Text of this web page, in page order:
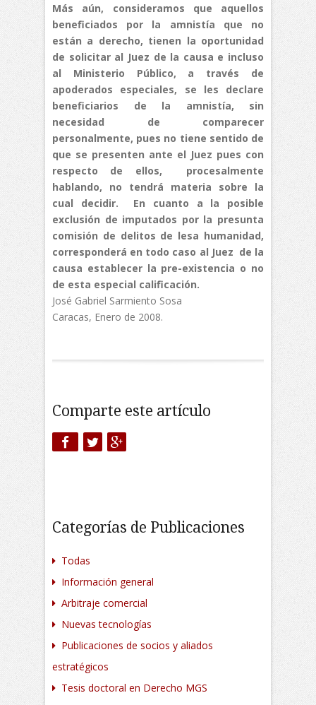
Más aún, consideramos que aquellos
beneficiados por la amnistía que no
están a derecho, tienen la oportunidad
de solicitar al Juez de la causa e incluso
al Ministerio Público, a través de
apoderados especiales, se les declare
beneficiarios de la amnistía, sin
necesidad de comparecer
personalmente, pues no tiene sentido de
que se presenten ante el Juez pues con
respecto de ellos, procesalmente
hablando, no tendrá materia sobre la
cual decidir. En cuanto a la posible
exclusión de imputados por la presunta
comisión de delitos de lesa humanidad,
corresponderá en todo caso al Juez de la
causa establecer la pre-existencia o no
de esta especial calificación.
José Gabriel Sarmiento Sosa
Caracas, Enero de 2008.
Comparte este artículo
Categorías de Publicaciones
Todas
Información general
Arbitraje comercial
Nuevas tecnologías
Publicaciones de socios y aliados
estratégicos
Tesis doctoral en Derecho MGS